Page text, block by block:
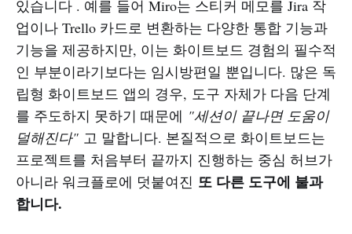
있습니다 . 예를 들어 Miro는 스티커 메모를 Jira 작
업이나 Trello 카드로 변환하는 다양한 통합 기능과
기능을 제공하지만, 이는 화이트보드 경험의 필수적
인 부분이라기보다는 임시방편일 뿐입니다. 많은 독
립형 화이트보드 앱의 경우, 도구 자체가 다음 단계
를 주도하지 못하기 때문에 "세션이 끝나면 도움이
덜해진다" 고 말합니다. 본질적으로 화이트보드는
프로젝트를 처음부터 끝까지 진행하는 중심 허브가
아니라 워크플로에 덧붙여진 또 다른 도구에 불과
합니다.